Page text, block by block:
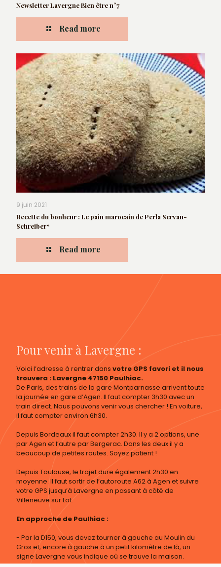
Newsletter Lavergne Bien être n°7
Read more
9 juin 2021
Recette du bonheur : Le pain marocain de Perla Servan-
Schreiber*
Read more
Pour venir à Lavergne :
Voici l’adresse à rentrer dans votre GPS favori et il nous
trouvera : Lavergne 47150 Paulhiac.
De Paris, des trains de la gare Montparnasse arrivent toute
la journée en gare d’Agen. Il faut compter 3h30 avec un
train direct. Nous pouvons venir vous chercher ! En voiture,
il faut compter environ 6h30.
Depuis Bordeaux il faut compter 2h30. Il y a 2 options, une
par Agen et l’autre par Bergerac. Dans les deux il y a
beaucoup de petites routes. Soyez patient !
Depuis Toulouse, le trajet dure également 2h30 en
moyenne. Il faut sortir de l’autoroute A62 à Agen et suivre
votre GPS jusqu’à Lavergne en passant à côté de
Villeneuve sur Lot.
En approche de Paulhiac :
- Par la D150, vous devez tourner à gauche au Moulin du
Gros et, encore à gauche à un petit kilomètre de là, un
signe Lavergne vous indique où se trouve la maison.